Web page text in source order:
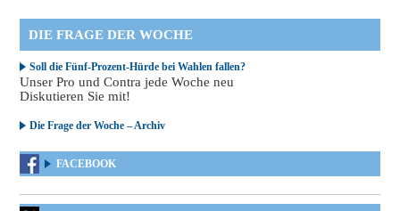
DIE FRAGE DER WOCHE
Soll die Fünf-Prozent-Hürde bei Wahlen fallen?
Unser Pro und Contra jede Woche neu
Diskutieren Sie mit!
Die Frage der Woche – Archiv
FACEBOOK